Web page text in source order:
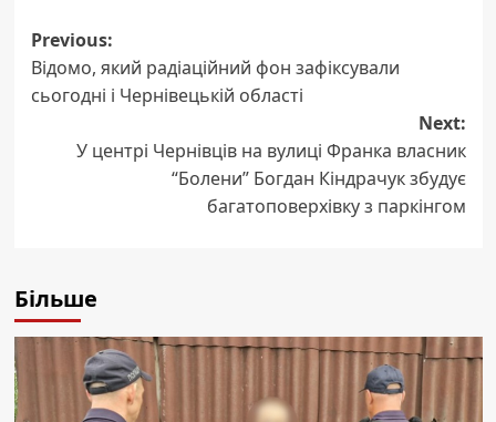
Post
navigation
Previous:
Відомо, який радіаційний фон зафіксували
сьогодні і Чернівецькій області
Next:
У центрі Чернівців на вулиці Франка власник
“Болени” Богдан Кіндрачук збудує
багатоповерхівку з паркінгом
Більше